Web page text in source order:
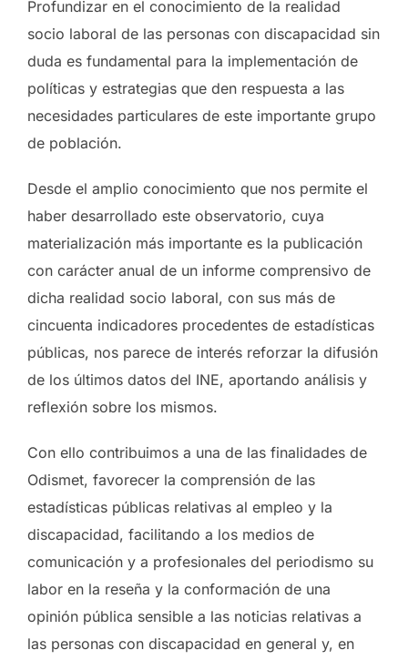
Profundizar en el conocimiento de la realidad
socio laboral de las personas con discapacidad sin
duda es fundamental para la implementación de
políticas y estrategias que den respuesta a las
necesidades particulares de este importante grupo
de población.
Desde el amplio conocimiento que nos permite el
haber desarrollado este observatorio, cuya
materialización más importante es la publicación
con carácter anual de un informe comprensivo de
dicha realidad socio laboral, con sus más de
cincuenta indicadores procedentes de estadísticas
públicas, nos parece de interés reforzar la difusión
de los últimos datos del INE, aportando análisis y
reflexión sobre los mismos.
Con ello contribuimos a una de las finalidades de
Odismet, favorecer la comprensión de las
estadísticas públicas relativas al empleo y la
discapacidad, facilitando a los medios de
comunicación y a profesionales del periodismo su
labor en la reseña y la conformación de una
opinión pública sensible a las noticias relativas a
las personas con discapacidad en general y, en